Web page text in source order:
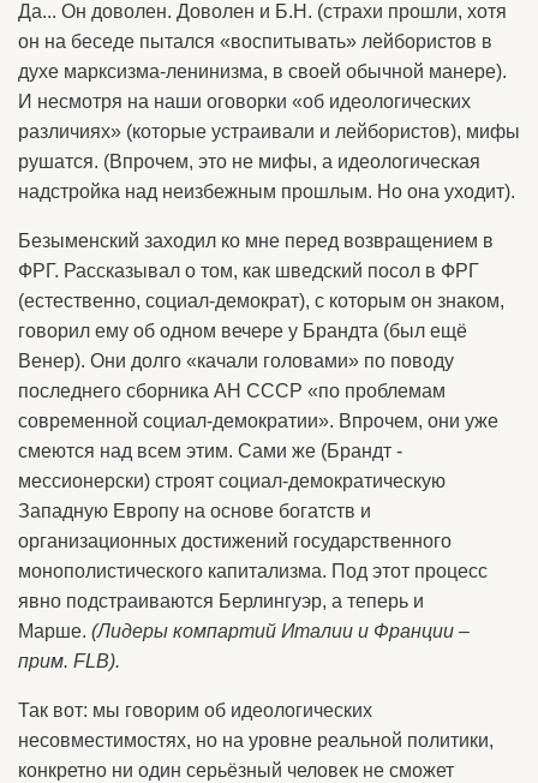
Да... Он доволен. Доволен и Б.Н. (страхи прошли, хотя
он на беседе пытался «воспитывать» лейбористов в
духе марксизма-ленинизма, в своей обычной манере).
И несмотря на наши оговорки «об идеологических
различиях» (которые устраивали и лейбористов), мифы
рушатся. (Впрочем, это не мифы, а идеологическая
надстройка над неизбежным прошлым. Но она уходит).
Безыменский заходил ко мне перед возвращением в
ФРГ. Рассказывал о том, как шведский посол в ФРГ
(естественно, социал-демократ), с которым он знаком,
говорил ему об одном вечере у Брандта (был ещё
Венер). Они долго «качали головами» по поводу
последнего сборника АН СССР «по проблемам
современной социал-демократии». Впрочем, они уже
смеются над всем этим. Сами же (Брандт -
мессионерски) строят социал-демократическую
Западную Европу на основе богатств и
организационных достижений государственного
монополистического капитализма. Под этот процесс
явно подстраиваются Берлингуэр, а теперь и
Марше. (Лидеры компартий Италии и Франции –
прим. FLB).
Так вот: мы говорим об идеологических
несовместимостях, но на уровне реальной политики,
конкретно ни один серьёзный человек не сможет